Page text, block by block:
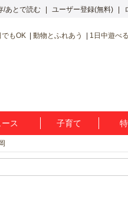
/あとで読む ユーザー登録(無料)
もOK 動物とふれあう 1日中遊べ
ス 子育て